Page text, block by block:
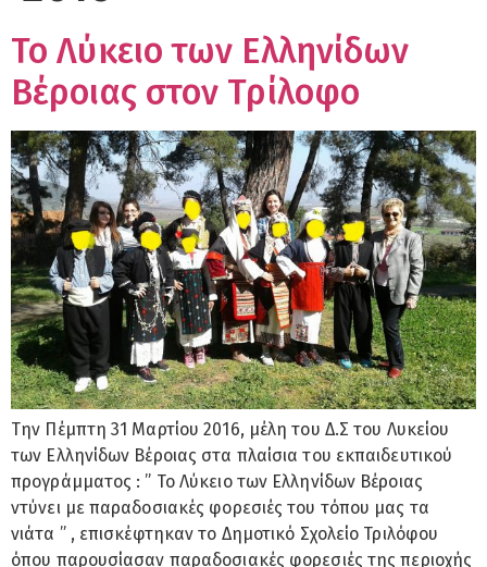
Το Λύκειο των Ελληνίδων
Βέροιας στον Τρίλοφο
Την Πέμπτη 31 Μαρτίου 2016, μέλη του Δ.Σ του Λυκείου
των Ελληνίδων Βέροιας στα πλαίσια του εκπαιδευτικού
προγράμματος : ” Το Λύκειο των Ελληνίδων Βέροιας
ντύνει με παραδοσιακές φορεσιές του τόπου μας τα
νιάτα ” , επισκέφτηκαν το Δημοτικό Σχολείο Τριλόφου
όπου παρουσίασαν παραδοσιακές φορεσιές της περιοχής